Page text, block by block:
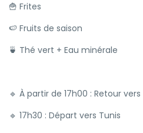
🍟 Frites
🍉 Fruits de saison
🍵 Thé vert + Eau minérale
🔹 À partir de 17h00 : Retour
🔹 17h30 : Départ vers Tunis